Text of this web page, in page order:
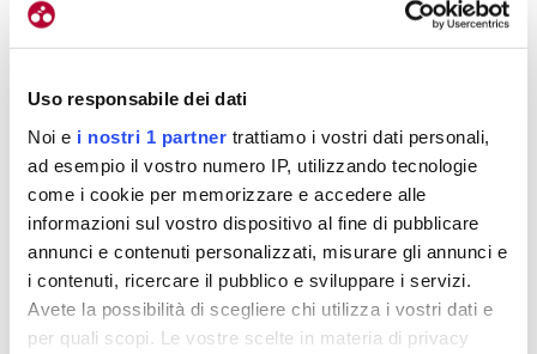
Uso responsabile dei dati
Noi e i nostri 1 partner trattiamo i vostri dati personali,
ad esempio il vostro numero IP, utilizzando tecnologie
come i cookie per memorizzare e accedere alle
informazioni sul vostro dispositivo al fine di pubblicare
annunci e contenuti personalizzati, misurare gli annunci e
i contenuti, ricercare il pubblico e sviluppare i servizi.
Avete la possibilità di scegliere chi utilizza i vostri dati e
per quali scopi. Le vostre scelte in materia di privacy
Stiamo parlando del top di gamma in termini
tecnologici.E’ realizzata con una costruzione
tradizionali, grazie all’utilizzo della macchina
Jacquard doppia, che riesce a creare un
indumento performante con l’utilizzo di un solo
pannello di tessuto, composto a sua volta da diversi
filati, strutture e densità per offrire un nuovo livello di
comfort e sostegno alla pedalata.